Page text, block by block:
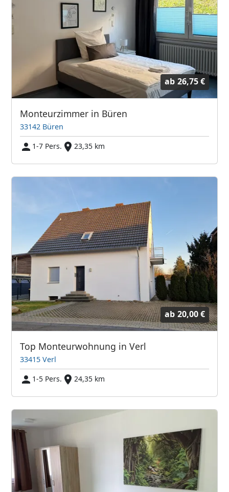
ab 26,75 €
Monteurzimmer in Büren
33142 Büren
1-7 Pers.
23,35 km
ab 20,00 €
Top Monteurwohnung in Verl
33415 Verl
1-5 Pers.
24,35 km